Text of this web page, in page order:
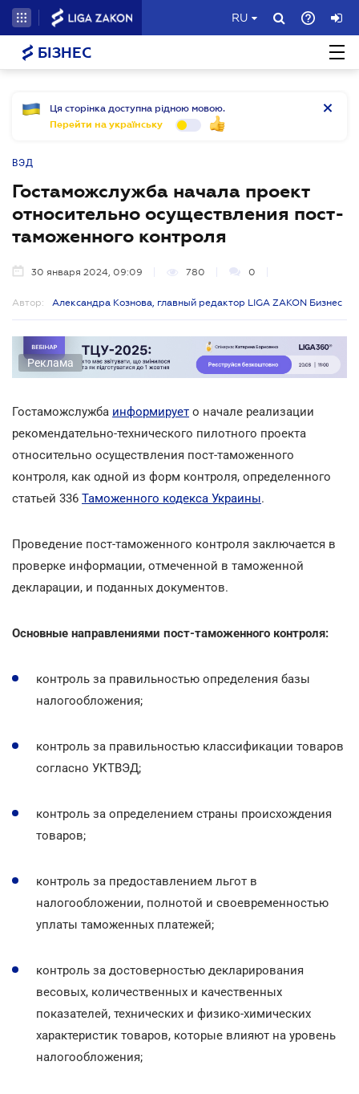
RU
БІЗНЕС
Ця сторінка доступна рідною мовою.
Перейти на українську
ВЭД
Гостаможслужба начала проект
относительно осуществления пост-
таможенного контроля
30 января 2024, 09:09 780 0
Автор: Александра Кознова, главный редактор LIGA ZAKON Бизнес
Реклама
Гостаможслужба информирует о начале реализации
рекомендательно-технического пилотного проекта
относительно осуществления пост-таможенного
контроля, как одной из форм контроля, определенного
статьей 336 Таможенного кодекса Украины.
Проведение пост-таможенного контроля заключается в
проверке информации, отмеченной в таможенной
декларации, и поданных документов.
Основные направлениями пост-таможенного контроля:
контроль за правильностью определения базы
налогообложения;
контроль за правильностью классификации товаров
согласно УКТВЭД;
контроль за определением страны происхождения
товаров;
контроль за предоставлением льгот в
налогообложении, полнотой и своевременностью
уплаты таможенных платежей;
контроль за достоверностью декларирования
весовых, количественных и качественных
показателей, технических и физико-химических
характеристик товаров, которые влияют на уровень
налогообложения;